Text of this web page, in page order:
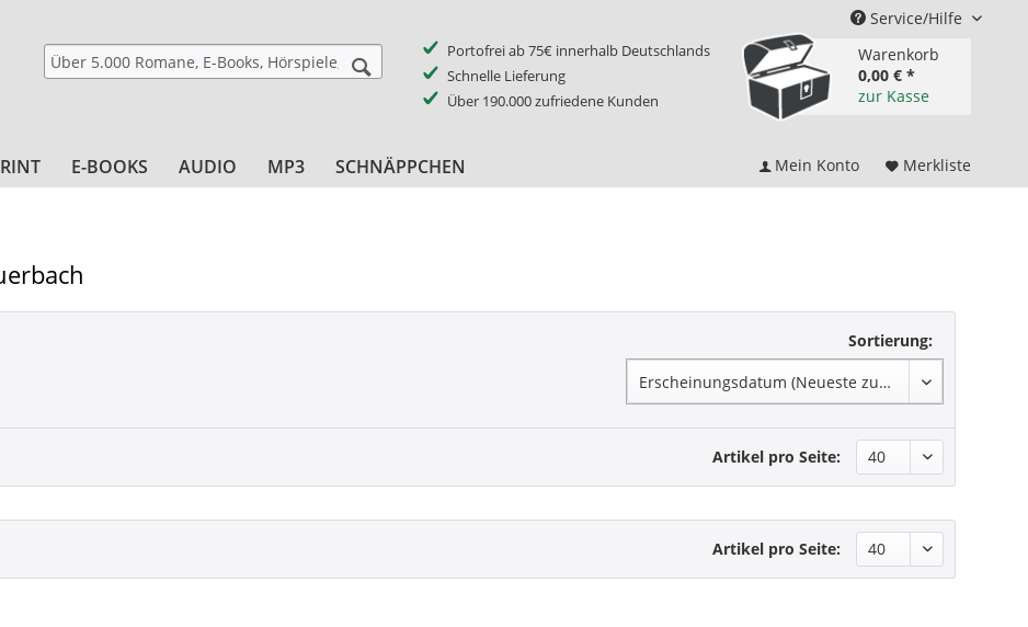
Service/Hilfe
Portofrei ab 75€ innerhalb Deutschlands
Schnelle Lieferung
Über 190.000 zufriedene Kunden
Warenkorb
0,00 € *
zur Kasse
E-BOOKS AUDIO MP3 SCHNÄPPCHEN Mein Konto Merkliste
Sortierung:
Artikel pro Seite:
Artikel pro Seite: